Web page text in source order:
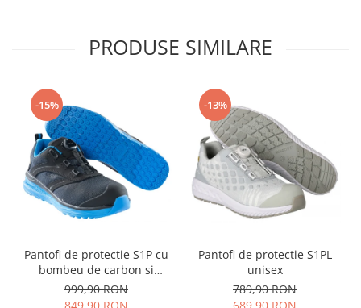
PRODUSE SIMILARE
-15%
Pantofi de protectie S1P cu
bombeu de carbon si
inchidere BOAÂ® Fit
999,90 RON
-13%
Pantofi de protectie S1PL
unisex
789,90 RON